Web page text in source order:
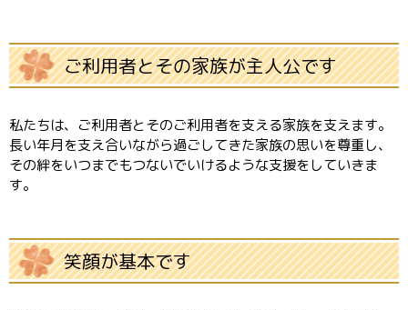
ご利用者とその家族が主人公です
私たちは、ご利用者とそのご利用者を支える家族を支えます。
長い年月を支え合いながら過ごしてきた家族の思いを尊重し、
その絆をいつまでもつないでいけるような支援をしていきま
す。
笑顔が基本です